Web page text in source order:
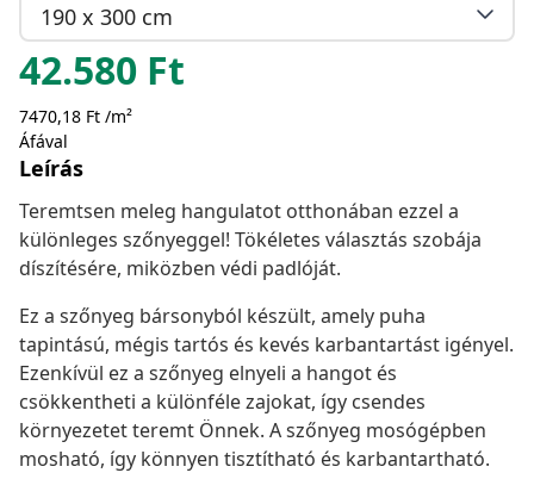
190 x 300 cm
42.580 Ft
7470,18 Ft /m²
Áfával
Leírás
Teremtsen meleg hangulatot otthonában ezzel a
különleges szőnyeggel! Tökéletes választás szobája
díszítésére, miközben védi padlóját.
Ez a szőnyeg bársonyból készült, amely puha
tapintású, mégis tartós és kevés karbantartást igényel.
Ezenkívül ez a szőnyeg elnyeli a hangot és
csökkentheti a különféle zajokat, így csendes
környezetet teremt Önnek. A szőnyeg mosógépben
mosható, így könnyen tisztítható és karbantartható.